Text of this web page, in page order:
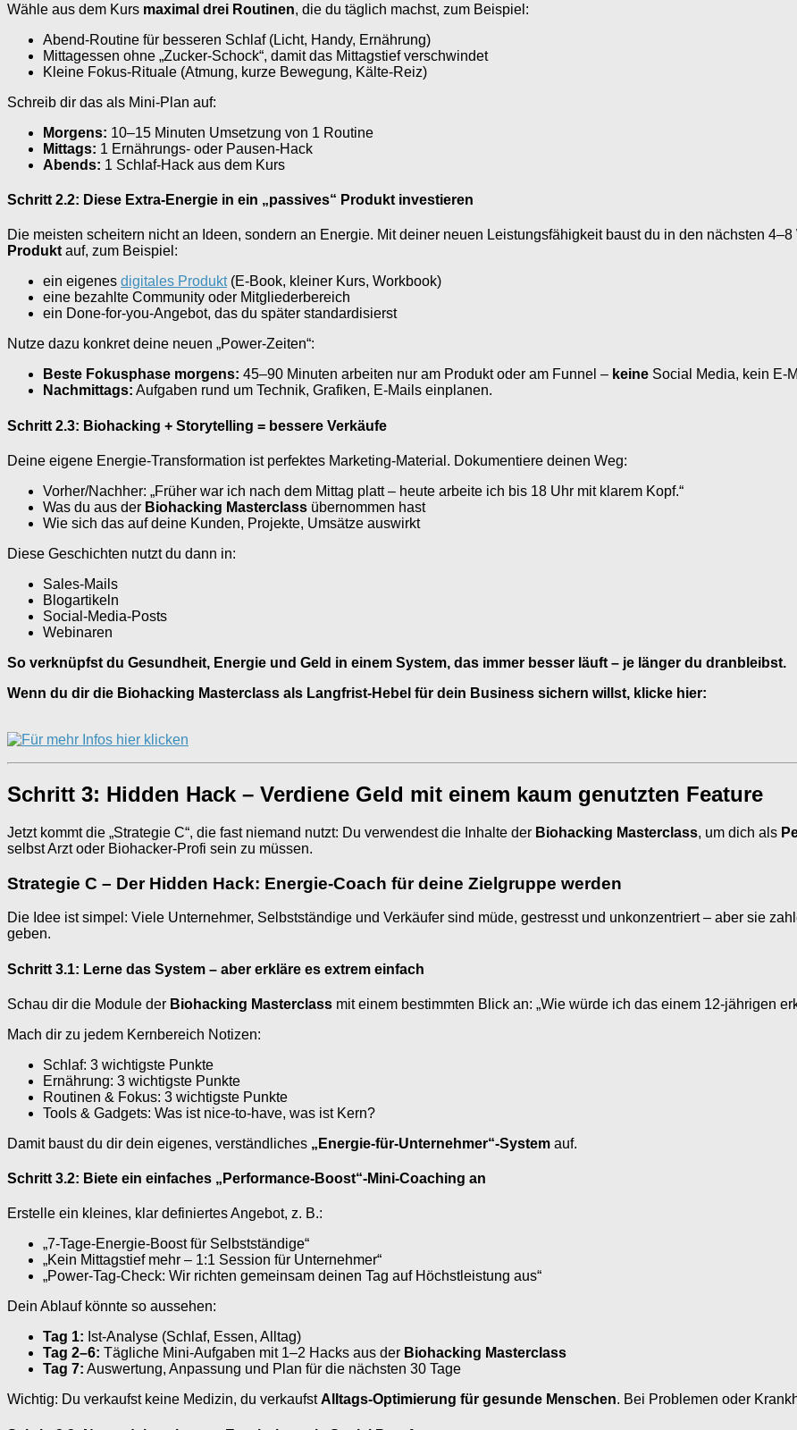
Wähle aus dem Kurs maximal drei Routinen, die du täglich machst, zum Beispiel:
Abend-Routine für besseren Schlaf (Licht, Handy, Ernährung)
Mittagessen ohne „Zucker-Schock“, damit das Mittagstief verschwindet
Kleine Fokus-Rituale (Atmung, kurze Bewegung, Kälte-Reiz)
Schreib dir das als Mini-Plan auf:
Morgens: 10–15 Minuten Umsetzung von 1 Routine
Mittags: 1 Ernährungs- oder Pausen-Hack
Abends: 1 Schlaf-Hack aus dem Kurs
Schritt 2.2: Diese Extra-Energie in ein „passives“ Produkt investieren
Die meisten scheitern nicht an Ideen, sondern an Energie. Mit deiner neuen Leistungsfähigkeit baust du in den nächsten 4–8
Produktauf, zum Beispiel:
ein eigenes digitales Produkt(E-Book, kleiner Kurs, Workbook)
eine bezahlte Community oder Mitgliederbereich
ein Done-for-you-Angebot, das du später standardisierst
Nutze dazu konkret deine neuen „Power-Zeiten“:
Beste Fokusphase morgens: 45–90 Minuten arbeiten nur am Produkt oder am Funnel – keine Social Media, kein E-
Nachmittags: Aufgaben rund um Technik, Grafiken, E-Mails einplanen.
Schritt 2.3: Biohacking + Storytelling = bessere Verkäufe
Deine eigene Energie-Transformation ist perfektes Marketing-Material. Dokumentiere deinen Weg:
Vorher/Nachher: „Früher war ich nach dem Mittag platt – heute arbeite ich bis 18 Uhr mit klarem Kopf.“
Was du aus der Biohacking Masterclass übernommen hast
Wie sich das auf deine Kunden, Projekte, Umsätze auswirkt
Diese Geschichten nutzt du dann in:
Sales-Mails
Blogartikeln
Social-Media-Posts
Webinaren
So verknüpfst du Gesundheit, Energie und Geld in einem System, das immer besser läuft – je länger du dranbleibst.
Wenn du dir die Biohacking Masterclass als Langfrist-Hebel für dein Business sichern willst, klicke hier:
Schritt 3: Hidden Hack – Verdiene Geld mit einem kaum genutzten Feature
Jetzt kommt die „Strategie C“, die fast niemand nutzt: Du verwendest die Inhalte der Biohacking Masterclass, um dich als
selbst Arzt oder Biohacker-Profi sein zu müssen.
Strategie C – Der Hidden Hack: Energie-Coach für deine Zielgruppe werden
Die Idee ist simpel: Viele Unternehmer, Selbstständige und Verkäufer sind müde, gestresst und unkonzentriert – aber sie
geben.
Schritt 3.1: Lerne das System – aber erkläre es extrem einfach
Schau dir die Module der Biohacking Masterclass mit einem bestimmten Blick an: „Wie würde ich das einem 12-jährigen
Mach dir zu jedem Kernbereich Notizen:
Schlaf: 3 wichtigste Punkte
Ernährung: 3 wichtigste Punkte
Routinen & Fokus: 3 wichtigste Punkte
Tools & Gadgets: Was ist nice-to-have, was ist Kern?
Damit baust du dir dein eigenes, verständliches „Energie-für-Unternehmer“-System auf.
Schritt 3.2: Biete ein einfaches „Performance-Boost“-Mini-Coaching an
Erstelle ein kleines, klar definiertes Angebot, z. B.:
„7-Tage-Energie-Boost für Selbstständige“
„Kein Mittagstief mehr – 1:1 Session für Unternehmer“
„Power-Tag-Check: Wir richten gemeinsam deinen Tag auf Höchstleistung aus“
Dein Ablauf könnte so aussehen:
Tag 1: Ist-Analyse (Schlaf, Essen, Alltag)
Tag 2–6: Tägliche Mini-Aufgaben mit 1–2 Hacks aus der Biohacking Masterclass
Tag 7: Auswertung, Anpassung und Plan für die nächsten 30 Tage
Wichtig: Du verkaufst keine Medizin, du verkaufst Alltags-Optimierung für gesunde Menschen. Bei Problemen oder